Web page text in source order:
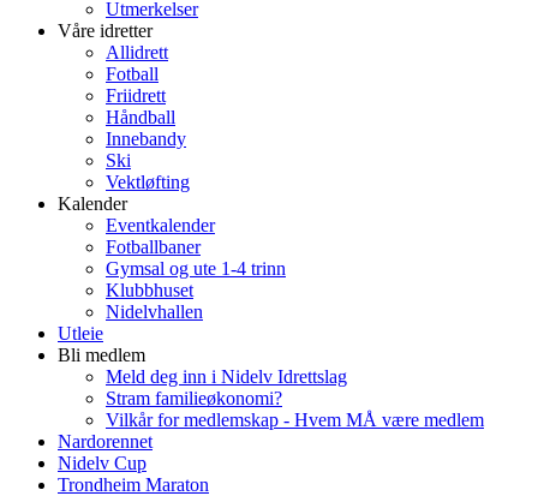
Utmerkelser
Våre idretter
Allidrett
Fotball
Friidrett
Håndball
Innebandy
Ski
Vektløfting
Kalender
Eventkalender
Fotballbaner
Gymsal og ute 1-4 trinn
Klubbhuset
Nidelvhallen
Utleie
Bli medlem
Meld deg inn i Nidelv Idrettslag
Stram familieøkonomi?
Vilkår for medlemskap - Hvem MÅ være medlem
Nardorennet
Nidelv Cup
Trondheim Maraton